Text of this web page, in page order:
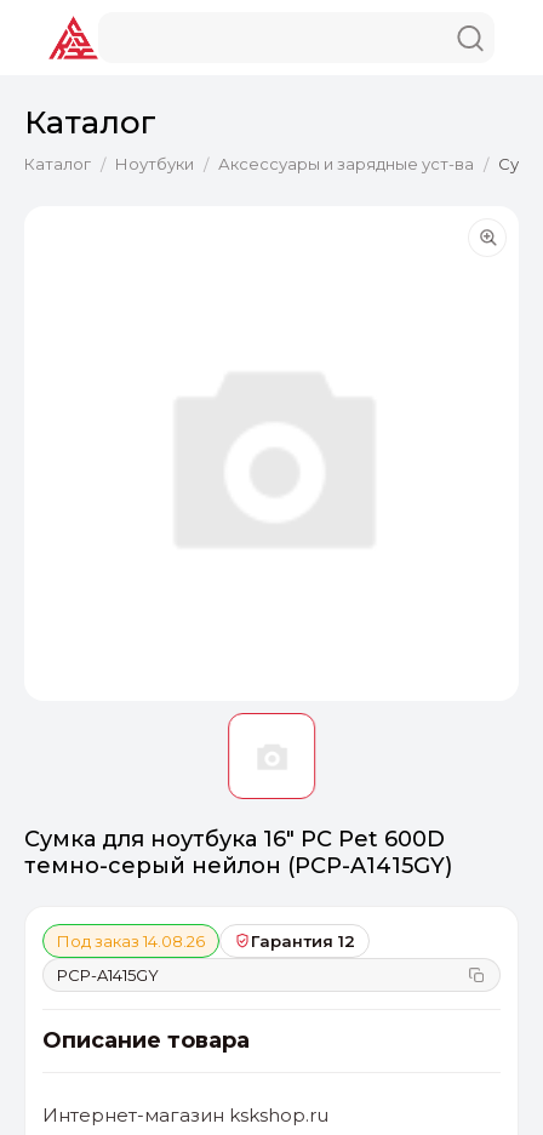
Каталог
Каталог / Ноутбуки / Аксессуары и зарядные уст-ва /
Сумка для ноутбука 16" PC Pet 600D
темно-серый нейлон (PCP-A1415GY)
Под заказ 14.08.26
Гарантия 12
PCP-A1415GY
Описание товара
Интернет-магазин kskshop.ru